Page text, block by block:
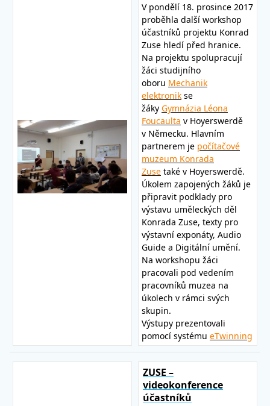
V pondělí 18. prosince 2017
proběhla další workshop
účastníků projektu Konrad
Zuse hledí před hranice.
Na projektu spolupracují
žáci studijního
oboru Mechanik
elektronik se
žáky Gymnázia Léona
Foucaulta v Hoyerswerdě
v Německu. Hlavním
partnerem je počítačové
muzeum Konrada
Zuse také v Hoyerswerdě.
Úkolem zapojených žáků je
připravit podklady pro
výstavu uměleckých děl
Konrada Zuse, texty pro
výstavní exponáty, Audio
Guide a Digitální umění.
Na workshopu žáci
pracovali pod vedením
pracovníků muzea na
úkolech v rámci svých
skupin.
Výstupy prezentovali
pomocí systému eTwinning
ZUSE –
videokonference
účastníků